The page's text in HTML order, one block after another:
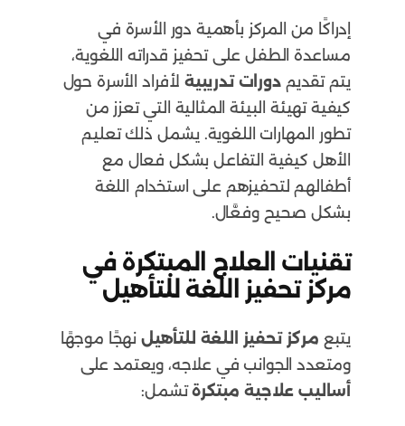
إدراكًا من المركز بأهمية دور الأسرة في
مساعدة الطفل على تحفيز قدراته اللغوية،
يتم تقديمدورات تدريبية لأفراد الأسرة حول
كيفية تهيئة البيئة المثالية التي تعزز من
تطور المهارات اللغوية. يشمل ذلك تعليم
الأهل كيفية التفاعل بشكل فعال مع
أطفالهم لتحفيزهم على استخدام اللغة
بشكل صحيح وفعَّال.
تقنيات العلاج المبتكرة في
مركز تحفيز اللغة للتأهيل
يتبع مركز تحفيز اللغة للتأهيل نهجًا موجهًا
ومتعدد الجوانب في علاجه، ويعتمد على
أساليب علاجية مبتكرةتشمل: